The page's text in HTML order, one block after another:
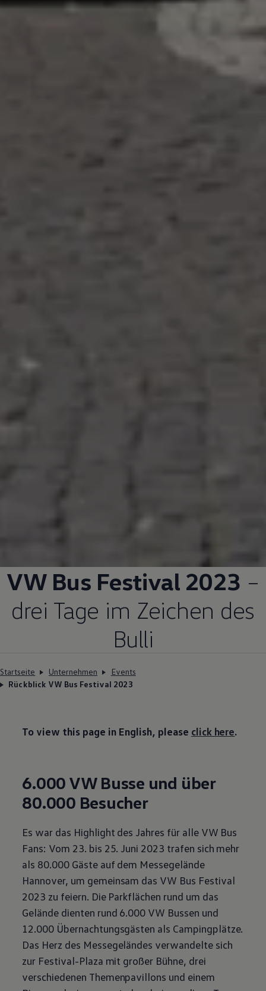
VW Bus Festival 2023 –
drei Tage im Zeichen des
Bulli
Startseite Unternehmen
Events
Rückblick VW Bus Festival 2023
To view this page in English, please click here.
6.000 VW Busse und über
80.000 Besucher
Es war das Highlight des Jahres für alle VW Bus
Fans: Vom 23. bis 25. Juni 2023 trafen sich mehr
als 80.000 Gäste auf dem Messegelände
Hannover, um gemeinsam das VW Bus Festival
2023 zu feiern. Die Parkflächen rund um das
Gelände dienten rund 6.000 VW Bussen und
12.000 Übernachtungsgästen als Campingplätze.
Das Herz des Messegeländes verwandelte sich
zur Festival-Plaza mit großer Bühne, drei
verschiedenen Themenpavillons und einem